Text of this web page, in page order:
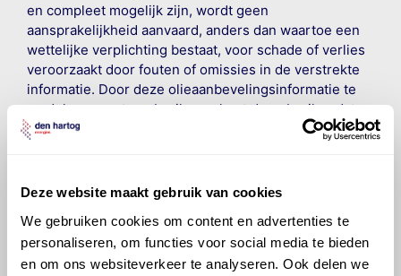
Deze website maakt gebruik van cookies
We gebruiken cookies om content en advertenties te
personaliseren, om functies voor social media te bieden
en om ons websiteverkeer te analyseren. Ook delen we
en compleet mogelijk zijn, wordt geen
aansprakelijkheid aanvaard, anders dan waartoe een
wettelijke verplichting bestaat, voor schade of verlies
veroorzaakt door fouten of omissies in de verstrekte
informatie. Door deze olieaanbevelingsinformatie te
raadplegen en te gebruiken erkent de gebruiker dat
hij/zij de ervaring, de kennis en het vermogen heeft
vrijwaart en indemniseert de uitgever en
veroorzaakt door een onjuiste interpretatie of een
onjuist gebruik van de gepubliceerde gegevens.